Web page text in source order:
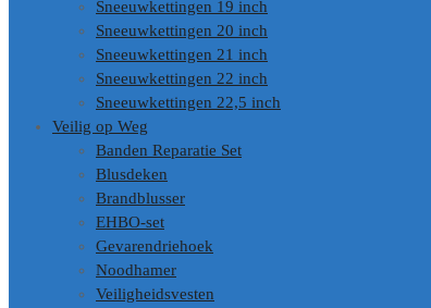
Sneeuwkettingen 19 inch
Sneeuwkettingen 20 inch
Sneeuwkettingen 21 inch
Sneeuwkettingen 22 inch
Sneeuwkettingen 22,5 inch
Veilig op Weg
Banden Reparatie Set
Blusdeken
Brandblusser
EHBO-set
Gevarendriehoek
Noodhamer
Veiligheidsvesten